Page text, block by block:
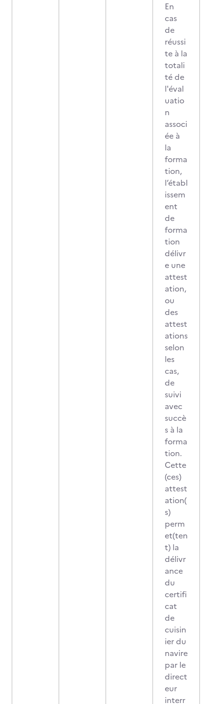
En
cas
de
réussi
te à la
totali
té de
l'éval
uatio
n
associ
ée à
la
forma
tion,
l’établ
issem
ent
de
forma
tion
délivr
e une
attest
ation,
ou
des
attest
ations
selon
les
cas,
de
suivi
avec
succè
s à la
forma
tion.
Cette
(ces)
attest
ation(
s)
perm
et(ten
t) la
délivr
ance
du
certifi
cat
de
cuisin
ier du
navire
par le
direct
eur
interr